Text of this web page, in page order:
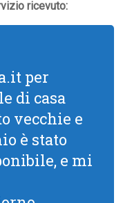
ricevuto:
per
di casa
vecchie e
è stato
e mi